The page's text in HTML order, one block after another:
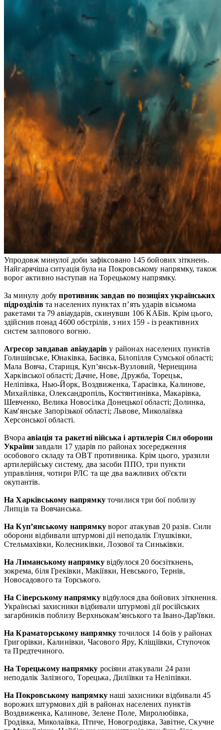
Упродовж минулої доби зафіксовано 145 бойових зіткнень.
Найгарячіша ситуація була на Покровському напрямку, також
ворог активно наступав на Торецькому напрямку.
За минулу добу противник завдав по позиціях українських
підрозділівта населених пунктах п’ять ударів вісьмома
ракетами та 79 авіаударів, скинувши 106 КАБів. Крім цього,
здійснив понад 4600 обстрілів, з них 159 - із реактивних
систем залпового вогню.
Агресор завдавав авіаударіву районах населених пунктів
Голишівське, Юнаківка, Басівка, Білопілля Сумської області;
Мала Вовча, Стариця, Куп’янськ-Вузловий, Чернещина
Харківської області; Дачне, Нове, Дружба, Торецьк,
Неліпівка, Нью-Йорк, Воздвиженка, Тарасівка, Калинове,
Михайлівка, Олександропіль, Костянтинівка, Макарівка,
Шевченко, Велика Новосілка Донецької області; Долинка,
Кам'янське Запорізької області; Львове, Миколаївка
Херсонської області.
Вчора авіація та ракетні війська і артилерія Сил оборони
України завдали 17 ударів по районах зосередження
особового складу та ОВТ противника. Крім цього, уразили
артилерійську систему, два засоби ППО, три пункти
управління, чотири РЛС та ще два важливих об'єкти
окупантів.
На Харківському напрямкуточилися три бої поблизу
Липців та Вовчанська.
На Куп’янському напрямкуворог атакував 20 разів. Сили
оборони відбивали штурмові дії неподалік Глушківки,
Стельмахівки, Колесниківки, Лозової та Синьківки.
На Лиманському напрямкувідбулося 20 боєзіткнень,
зокрема, біля Греківки, Макіївки, Невського, Тернів,
Новосадового та Торського.
На Сіверському напрямку відбулося два бойових зіткнення.
Українські захисники відбивали штурмові дії російських
загарбників поблизу Верхньокам’янського та Івано-Дар'ївки.
На Краматорському напрямку точилося 14 боїв у районах
Григорівки, Калинівки, Часового Яру, Кліщіївки, Ступочок
та Предтечиного.
На Торецькому напрямку росіяни атакували 24 рази
неподалік Залізного, Торецька, Диліївки та Неліпівки.
На Покровському напрямкунаші захисники відбивали 45
ворожих штурмових дій в районах населених пунктів
Воздвиженка, Калинове, Зелене Поле, Миролюбівка,
Гродівка, Миколаївка, Птиче, Новогродівка, Завітне, Скучне